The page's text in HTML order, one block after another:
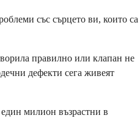
със сърцето ви, които са
правилно или клапан не
дефекти сега живеят
един милион възрастни в